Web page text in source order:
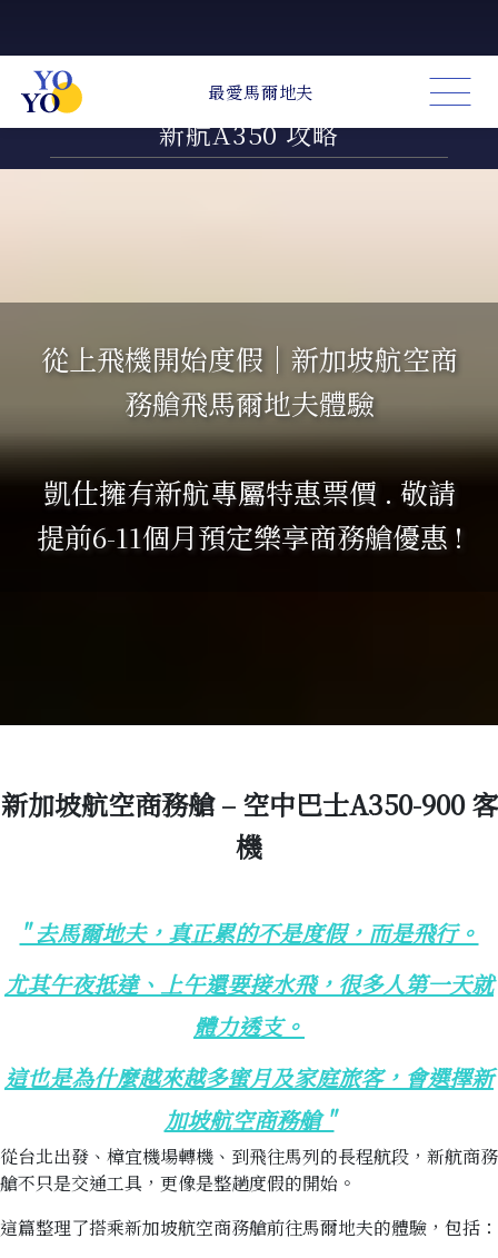
新加坡航空商務艙體驗｜台北飛馬爾地夫
新航A350 攻略
從上飛機開始度假｜新加坡航空商
務艙飛馬爾地夫體驗
凱仕擁有新航專屬特惠票價 . 敬請
提前6-11個月預定樂享商務艙優惠 !
新加坡航空商務艙 – 空中巴士A350-900 客
機
" 去馬爾地夫，真正累的不是度假，而是飛行。
尤其午夜抵達、上午還要接水飛，很多人第一天就
體力透支。
這也是為什麼越來越多蜜月及家庭旅客，會選擇新
加坡航空商務艙 "
從台北出發、樟宜機場轉機、到飛往馬列的長程航段，新航商務
艙不只是交通工具，更像是整趟度假的開始。
這篇整理了搭乘新加坡航空商務艙前往馬爾地夫的體驗，包括：